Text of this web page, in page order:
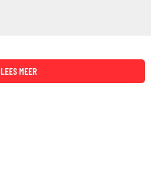
LEES MEER